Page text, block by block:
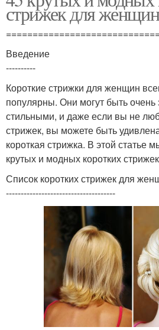
стрижек для женщин
Введение
----------
Короткие стрижки для женщин
популярны. Они могут быть
стильными, и даже если вы не
стрижек, вы можете быть
короткая стрижка. В этой статье
крутых и модных коротких
Список коротких стрижек для
-------------------------------------